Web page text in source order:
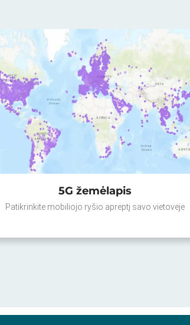
5G žemėlapis
Patikrinkite mobiliojo ryšio aprėptį savo vietovėje